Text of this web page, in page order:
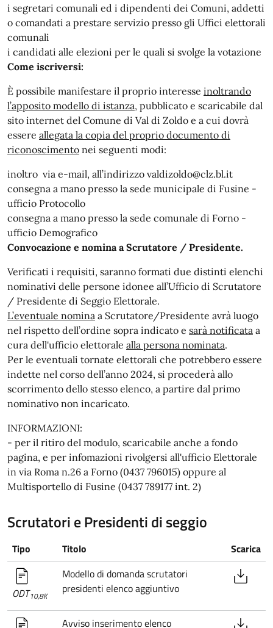
i segretari comunali ed i dipendenti dei Comuni, addetti
o comandati a prestare servizio presso gli Uffici elettorali
comunali
i candidati alle elezioni per le quali si svolge la votazione
Come iscriversi:
È possibile manifestare il proprio interesse inoltrando
l’apposito modello di istanza, pubblicato e scaricabile dal
sito internet del Comune di Val di Zoldo e a cui dovrà
essere allegata la copia del proprio documento di
riconoscimento nei seguenti modi:
inoltro via e-mail, all’indirizzo valdizoldo@clz.bl.it
consegna a mano presso la sede municipale di Fusine -
ufficio Protocollo
consegna a mano presso la sede comunale di Forno -
ufficio Demografico
Convocazione e nomina a Scrutatore / Presidente.
Verificati i requisiti, saranno formati due distinti elenchi
nominativi delle persone idonee all’Ufficio di Scrutatore
/ Presidente di Seggio Elettorale.
L’eventuale nomina a Scrutatore/Presidente avrà luogo
nel rispetto dell’ordine sopra indicato e sarà notificata a
cura dell'ufficio elettorale alla persona nominata.
Per le eventuali tornate elettorali che potrebbero essere
indette nel corso dell’anno 2024, si procederà allo
scorrimento dello stesso elenco, a partire dal primo
nominativo non incaricato.
INFORMAZIONI:
- per il ritiro del modulo, scaricabile anche a fondo
pagina, e per infomazioni rivolgersi all'ufficio Elettorale
in via Roma n.26 a Forno (0437 796015) oppure al
Multisportello di Fusine (0437 789177 int. 2)
Scrutatori e Presidenti di seggio
Tipo Titolo Scarica
ODT10,8K
Modello di domanda scrutatori
presidenti elenco aggiuntivo
Avviso inserimento elenco